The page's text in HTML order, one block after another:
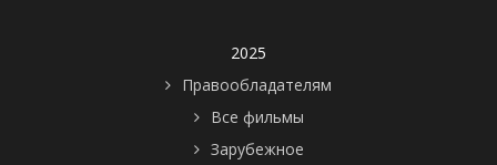
2025
Правообладателям
Все фильмы
Зарубежное